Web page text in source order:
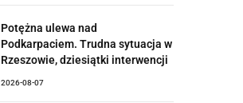
Potężna ulewa nad
Podkarpaciem. Trudna sytuacja w
Rzeszowie, dziesiątki interwencji
2026-08-07